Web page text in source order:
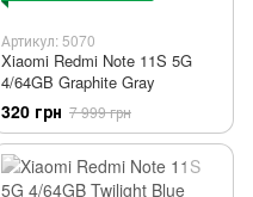
Артикул: 5070
Xiaomi Redmi Note 11S 5G
4/64GB Graphite Gray
320 грн 7 999 грн